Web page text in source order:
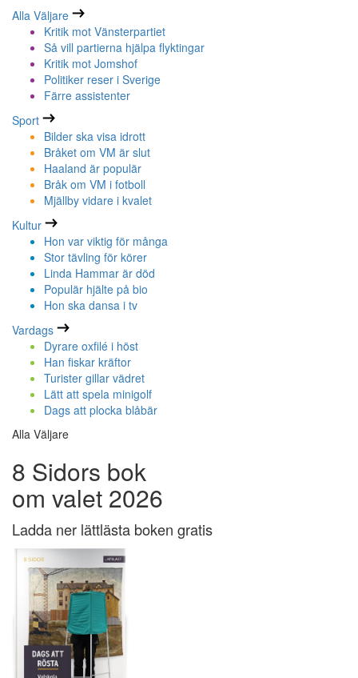
Alla Väljare
Kritik mot Vänsterpartiet
Så vill partierna hjälpa flyktingar
Kritik mot Jomshof
Politiker reser i Sverige
Färre assistenter
Sport
Bilder ska visa idrott
Bråket om VM är slut
Haaland är populär
Bråk om VM i fotboll
Mjällby vidare i kvalet
Kultur
Hon var viktig för många
Stor tävling för körer
Linda Hammar är död
Populär hjälte på bio
Hon ska dansa i tv
Vardags
Dyrare oxfilé i höst
Han fiskar kräftor
Turister gillar vädret
Lätt att spela minigolf
Dags att plocka blåbär
Alla Väljare
8 Sidors bok
om valet 2026
Ladda ner lättlästa boken gratis